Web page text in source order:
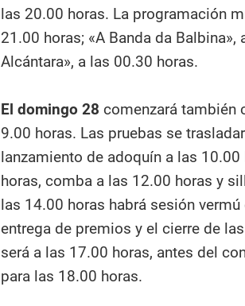
las 20.00 horas. La programación
21.00 horas; «A Banda da Balbina»,
Alcántara», a las 00.30 horas.
El domingo 28 comenzará también
9.00 horas. Las pruebas se
lanzamiento de adoquín a las
horas, comba a las 12.00 horas y
las 14.00 horas habrá sesión
entrega de premios y el cierre de
será a las 17.00 horas, antes del
para las 18.00 horas.